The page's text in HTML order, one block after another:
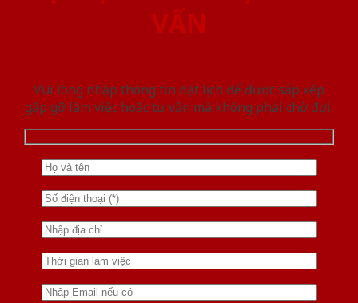
VẤN
Vui lòng nhập thông tin đặt lịch để được sắp xếp
gặp gỡ làm việc hoăc tư vấn mà không phải chờ đợi.